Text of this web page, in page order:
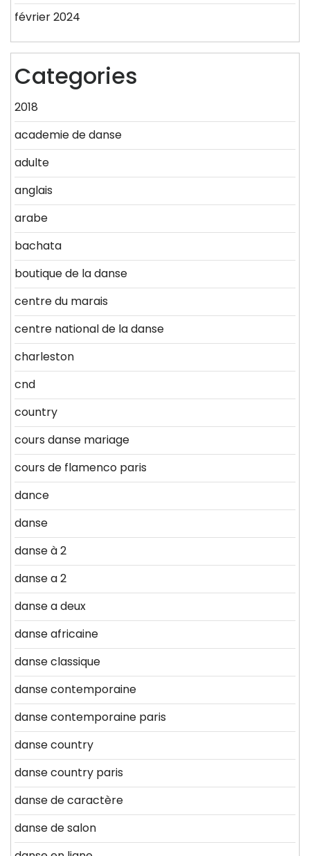
février 2024
Categories
2018
academie de danse
adulte
anglais
arabe
bachata
boutique de la danse
centre du marais
centre national de la danse
charleston
cnd
country
cours danse mariage
cours de flamenco paris
dance
danse
danse à 2
danse a 2
danse a deux
danse africaine
danse classique
danse contemporaine
danse contemporaine paris
danse country
danse country paris
danse de caractère
danse de salon